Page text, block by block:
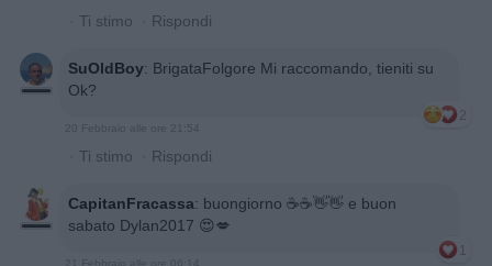
· Ti stimo · Rispondi
SuOldBoy: BrigataFolgore Mi raccomando, tieniti su
Ok?
2
20 Febbraio alle ore 21:54
· Ti stimo · Rispondi
CapitanFracassa: buongiorno ☕️☕️👋👋 e buon
sabato Dylan2017 😍💋
1
21 Febbraio alle ore 06:14